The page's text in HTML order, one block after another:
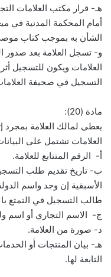
هـ- قرار مكتب العلامات
أمام المحكمة المدنية في
الشأن به بموجب كتاب
و- تسجل العلامة بعد صدور
العلامات ويكون للتسجيل
التسجيل في صحيفة
مادة (20):
يعطى لمالك العلامة
العلامات تشتمل على
أ- الرقم المتتابع للعلامة.
ب- تاريخ تقديم طلب
الأسبقية إن وجد واسم
طالب التسجيل في التمتع
ج- الاسم التجاري أو اسم
د- صورة من العلامة.
هـ- بيان المنتجات أو
التابعة لها.